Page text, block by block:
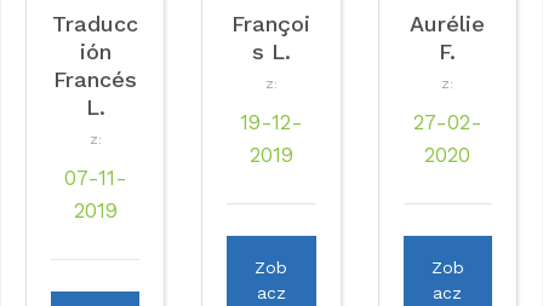
Traducc
ión
Francés
L.
Z:
07-11-
2019
Françoi
s L.
Z:
19-12-
2019
Zob
acz
Aurélie
F.
Z:
27-02-
2020
Zob
acz